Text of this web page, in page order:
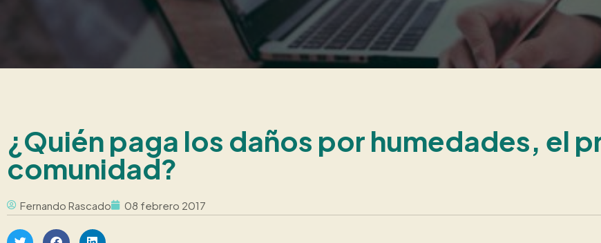
¿Quién paga los daños por humedades, el
comunidad?
Fernando Rascado 08 febrero 2017